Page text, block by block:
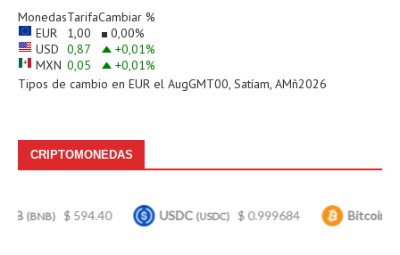
MonedasTarifaCambiar %
EUR
1,00 0,00%
USD 0,87 +0,01%
MXN 0,05 +0,01%
Tipos de cambio en EUR el AugGMT00, Satíam, AMñ2026
CRIPTOMONEDAS
594.40 USDC (USDC) $ 0.999684 Bitcoin (BTC) $